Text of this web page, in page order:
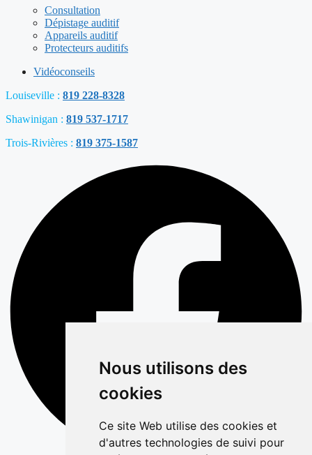
Nous utilisons des
cookies
Ce site Web utilise des cookies et
d'autres technologies de suivi pour
Consultation
Dépistage auditif
Appareils auditif
Protecteurs auditifs
Vidéoconseils
Louiseville : 819 228-8328
Shawinigan : 819 537-1717
Trois-Rivières : 819 375-1587